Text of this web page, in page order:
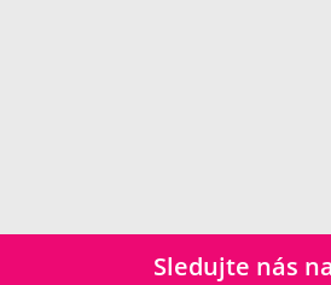
Sledujte nás na